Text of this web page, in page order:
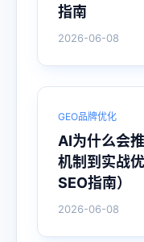
指南
2026-06-08
GEO品牌优化
AI为什么会
机制到实战
SEO指南）
2026-06-08